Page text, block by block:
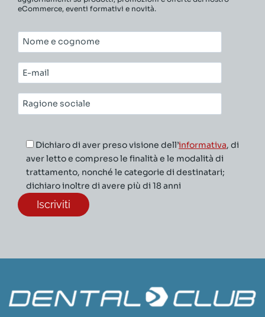
eCommerce, eventi formativi e novità.
Nome
e
cognome*
E-
mail*
Ragione
sociale*
Dichiaro di aver preso visione dell’informativa, di
aver letto e compreso le finalità e le modalità di
trattamento, nonché le categorie di destinatari;
dichiaro inoltre di avere più di 18 anni